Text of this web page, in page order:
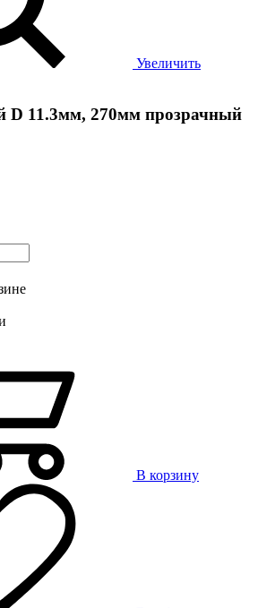
Увеличить
D 11.3мм, 270мм прозрачный
В корзину